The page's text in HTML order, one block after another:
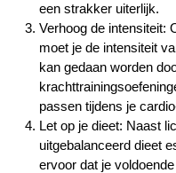
een strakker uiterlijk.
Verhoog de intensiteit:
moet je de intensiteit
kan gedaan worden
passen tijdens je
Let op je dieet: Naast
uitgebalanceerd dieet
ervoor dat je